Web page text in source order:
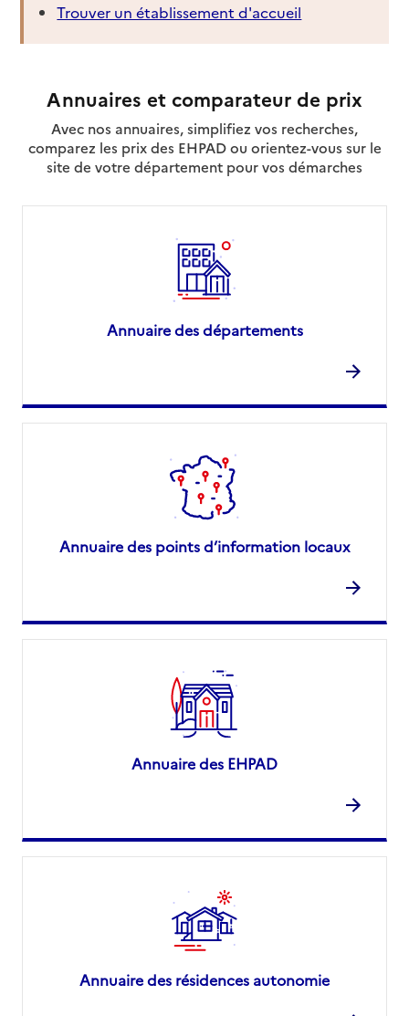
Trouver un établissement d'accueil
Annuaires et comparateur de prix
Avec nos annuaires, simplifiez vos recherches,
comparez les prix des EHPAD ou orientez-vous sur le
site de votre département pour vos démarches
Annuaire des départements
Annuaire des points d’information locaux
Annuaire des EHPAD
Annuaire des résidences autonomie